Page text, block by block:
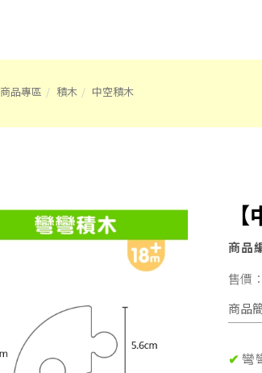
商品專區 積木 中空積木
商品
售價：
商品
✔ 彎